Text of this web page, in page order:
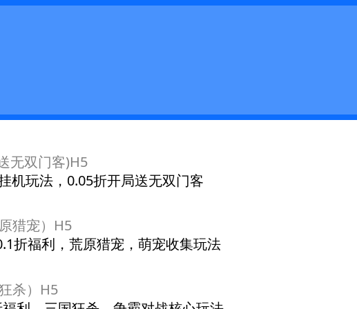
无双门客)H5
机玩法，0.05折开局送无双门客
猎宠）H5
折福利，荒原猎宠，萌宠收集玩法
杀）H5